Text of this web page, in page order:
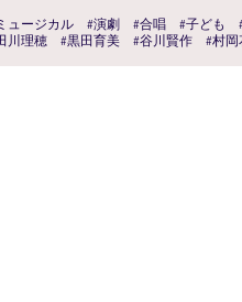
ュージカル #演劇 #合唱 #子ども
川理穂 #黒田育美 #谷川賢作 #村岡